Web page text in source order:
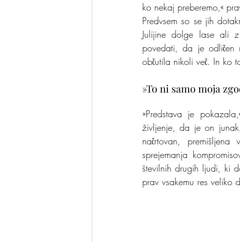
ko nekaj preberemo,«
Predvsem so se jih
Julijine dolge lase ali
povedati, da je
občutila nikoli več. In ko
»To ni samo moja
»Predstava je
življenje, da je on
načrtovan,
sprejemanja
številnih drugih ljudi, ki
prav vsakemu res veliko